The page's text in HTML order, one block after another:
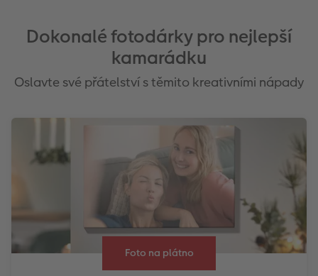
Dokonalé fotodárky pro nejlepší
kamarádku
Oslavte své přátelství s těmito kreativními nápady
Foto na plátno